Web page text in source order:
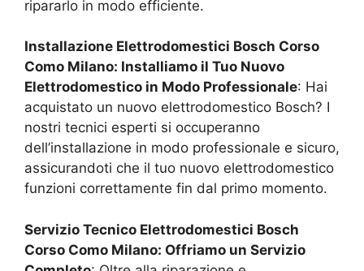
ripararlo in modo efficiente.
Installazione Elettrodomestici Bosch Corso
Como Milano: Installiamo il Tuo Nuovo
Elettrodomestico in Modo Professionale: Hai
acquistato un nuovo elettrodomestico Bosch? I
nostri tecnici esperti si occuperanno
dell’installazione in modo professionale e sicuro,
assicurandoti che il tuo nuovo elettrodomestico
funzioni correttamente fin dal primo momento.
Servizio Tecnico Elettrodomestici Bosch
Corso Como Milano: Offriamo un Servizio